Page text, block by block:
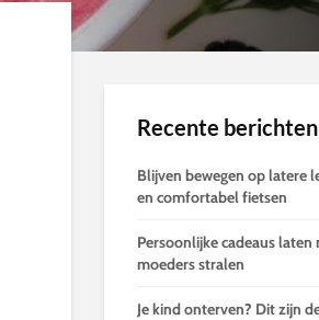
Recente berichten
Blijven bewegen op latere
en comfortabel fietsen
Persoonlijke cadeaus laten
moeders stralen
Je kind onterven? Dit zijn